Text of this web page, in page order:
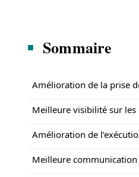
Sommaire
Amélioration de la prise
Meilleure visibilité sur les
Amélioration de
Meilleure